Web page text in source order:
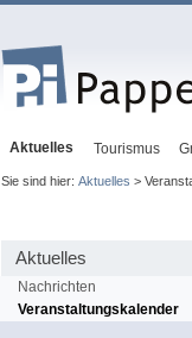
Aktuelles Tourismus
Sie sind hier: Aktuelles >
Aktuelles
Nachrichten
Veranstaltungskalender